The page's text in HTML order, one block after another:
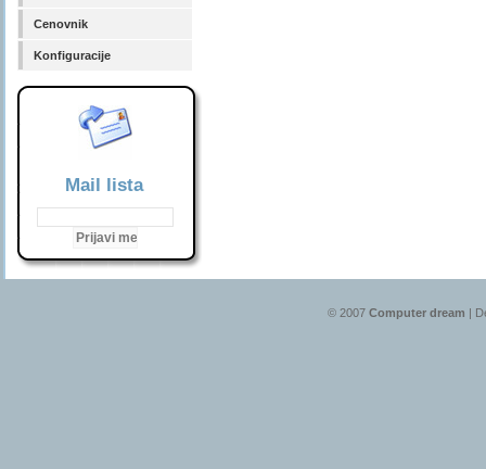
Cenovnik
Konfiguracije
Mail lista
© 2007 Computer dream |